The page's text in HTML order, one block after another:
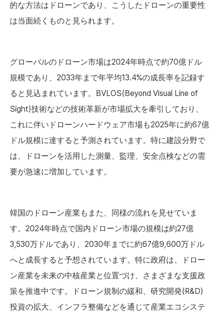
的な方法はドローンであり、こうしたドローンの重要性
は当面続くものと見られます。
グローバルのドローン市場は2024年時点で約70億ドル
規模であり、2033年まで年平均13.4%の成長率を記録す
ると見込まれています。BVLOS(Beyond Visual Line of
Sight)技術などの技術革新が市場拡大を牽引しており、
これに伴いドローンハードウェア市場も2025年に約67億
ドル規模に達すると予測されています。特に建設分野で
は、ドローンを活用した測量、監理、安全点検などの需
要が急速に増加しています。
韓国のドローン産業もまた、同様の流れを見せていま
す。2024年時点で国内ドローン市場の規模は約27億
3,530万ドルであり、2030年までに約67億9,600万ドル
へと成長すると予想されています。特に政府は、ドロー
ン産業を未来の中核産業と位置づけ、さまざまな支援政
策を推進中です。ドローン規制の緩和、研究開発(R&D)
投資の拡大、インフラ整備などを通じて産業エコシステ